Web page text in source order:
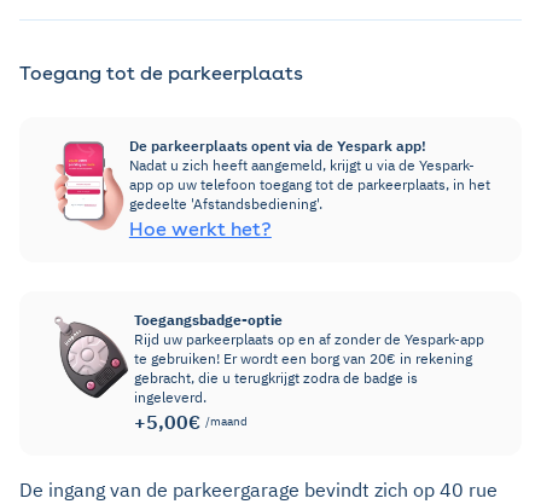
Toegang tot de parkeerplaats
De parkeerplaats opent via de Yespark app!
Nadat u zich heeft aangemeld, krijgt u via de Yespark-
app op uw telefoon toegang tot de parkeerplaats, in het
gedeelte 'Afstandsbediening'.
Hoe werkt het?
Toegangsbadge-optie
Rijd uw parkeerplaats op en af zonder de Yespark-app
te gebruiken! Er wordt een borg van 20€ in rekening
gebracht, die u terugkrijgt zodra de badge is
ingeleverd.
+5,00€ /maand
De ingang van de parkeergarage bevindt zich op 40 rue